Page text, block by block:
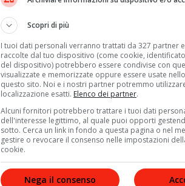
Scopri di più
I tuoi dati personali verranno trattati da 327 partner
raccolte dal tuo dispositivo (come cookie,
del dispositivo) potrebbero essere condivise con
visualizzate e memorizzate oppure essere usate
questo sito. Noi e i nostri partner potremmo
localizzazione esatti. Elenco dei partner.
Alcuni fornitori potrebbero trattare i tuoi dati
dell'interesse legittimo, al quale puoi opporti
sotto. Cerca un link in fondo a questa pagina o nel
gestire o revocare il consenso nelle impostazioni
cookie.
Nega il consenso